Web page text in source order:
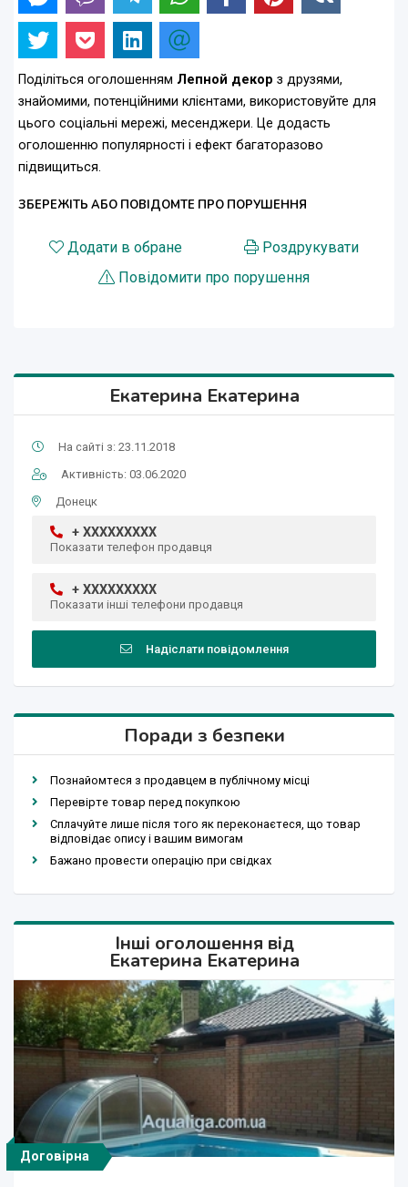
Поділіться оголошенням Лепной декор з друзями,
знайомими, потенційними клієнтами, використовуйте для
цього соціальні мережі, месенджери. Це додасть
оголошенню популярності і ефект багаторазово
підвищиться.
ЗБЕРЕЖІТЬ АБО ПОВІДОМТЕ ПРО ПОРУШЕННЯ
Додати в обране
Роздрукувати
Повідомити про порушення
Екатерина Екатерина
На сайті з: 23.11.2018
Активність: 03.06.2020
Донецк
+ XXXXXXXXX
Показати телефон продавця
+ XXXXXXXXX
Показати інші телефони продавця
Надіслати повідомлення
Поради з безпеки
Познайомтеся з продавцем в публічному місці
Перевірте товар перед покупкою
Сплачуйте лише після того як переконаєтеся, що товар
відповідає опису і вашим вимогам
Бажано провести операцію при свідках
Інші оголошення від
Екатерина Екатерина
Договірна
Договірна
Договірна
Договірна Договірна